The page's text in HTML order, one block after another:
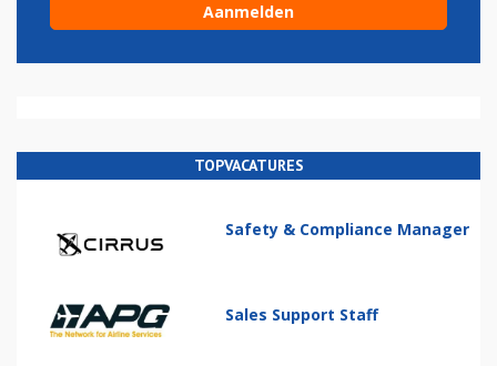
TOPVACATURES
Safety & Compliance Manager
Sales Support Staff